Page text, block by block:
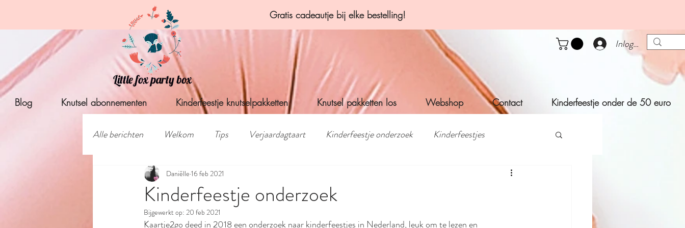
Gratis cadeautje bij elke bestelling!
Inloggen
Blog Knutsel abonnementen Kinderfeestje knutselpakketten Knutsel pakketten los Webshop Contact Kinderfeestje onder de 50 euro
Alle berichten Welkom Tips Verjaardagtaart Kinderfeestje onderzoek Kinderfeestjes
Thema voor kinderfeestje Zelf maak ideeën
Retroprints Kerst knutselen
Kinderfeestje onderzoek
Daniëlle 16 feb 2021
Bijgewerkt op: 20 feb 2021
Kaartje2go deed in 2018 een onderzoek naar kinderfeestjes in Nederland, leuk om te lezen en